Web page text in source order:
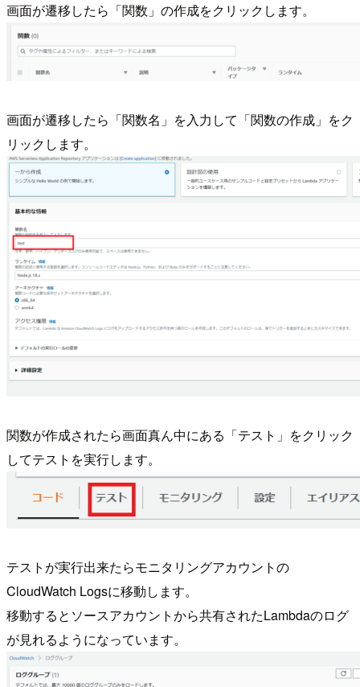
画面が遷移したら「関数」の作成をクリックします。
画面が遷移したら「関数名」を入力して「関数の作成」をク
リックします。
関数が作成されたら画面真ん中にある「テスト」をクリック
してテストを実行します。
テストが実行出来たらモニタリングアカウントの
CloudWatch Logsに移動します。
移動するとソースアカウントから共有されたLambdaのログ
が見れるようになっています。